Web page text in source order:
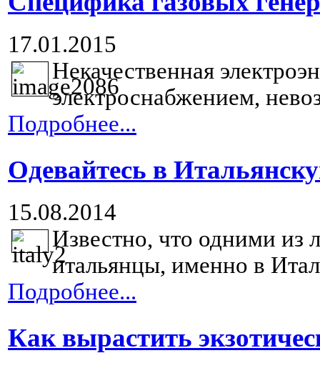
17.01.2015
Некачественная
электроснабжением,
Подробнее...
Одевайтесь в
15.08.2014
Известно, что одними из
итальянцы, именно в
Подробнее...
Как вырастить